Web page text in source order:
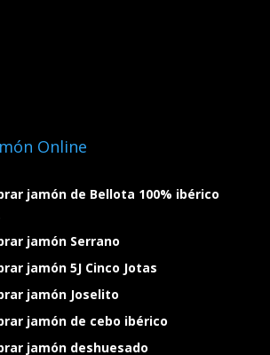
Online
jamón de Bellota 100% ibérico
jamón Serrano
jamón 5J Cinco Jotas
jamón Joselito
jamón de cebo ibérico
jamón deshuesado